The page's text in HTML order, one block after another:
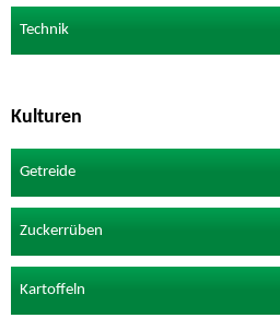
Technik
Kulturen
Getreide
Zuckerrüben
Kartoffeln